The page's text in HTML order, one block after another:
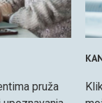
pruža